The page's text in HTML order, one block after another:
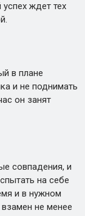
ждет тех
в плане
и не поднимать
он занят
совпадения, и
на себе
и в нужном
не менее